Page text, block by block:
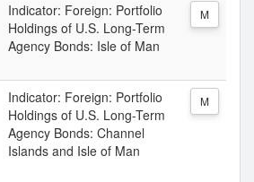
Indicator: Foreign: Portfolio
Holdings of U.S. Long-Term
Agency Bonds: Isle of Man
M
Indicator: Foreign: Portfolio
Holdings of U.S. Long-Term
Agency Bonds: Channel
Islands and Isle of Man
M